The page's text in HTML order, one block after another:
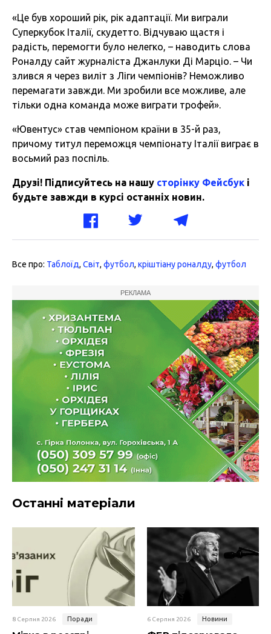
«Це був хороший рік, рік адаптації. Ми виграли
Суперкубок Італії, скудетто. Відчуваю щастя і
радість, перемогти було нелегко, – наводить слова
Роналду сайт журналіста Джанлуки Ді Марціо. – Чи
злився я через виліт з Ліги чемпіонів? Неможливо
перемагати завжди. Ми зробили все можливе, але
тільки одна команда може виграти трофей».
«Ювентус» став чемпіоном країни в 35-й раз,
причому титул переможця чемпіонату Італії виграє в
восьмий раз поспіль.
Друзі! Підписуйтесь на нашу сторінку Фейсбук і
будьте завжди в курсі останніх новин.
Все про: Таблоїд, Світ, футбол, кріштіану роналду, футбол
РЕКЛАМА
Останні матеріали
8 Серпня 2026 Поради 6 Серпня 2026 Новини